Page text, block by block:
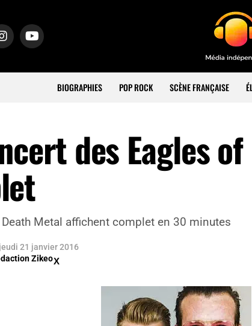
BIOGRAPHIES POP ROCK SCÈNE FRANÇAISE
des Eagles
Metal affichent complet en 30 minutes
jeudi 21 janvier 2016
Zikeo